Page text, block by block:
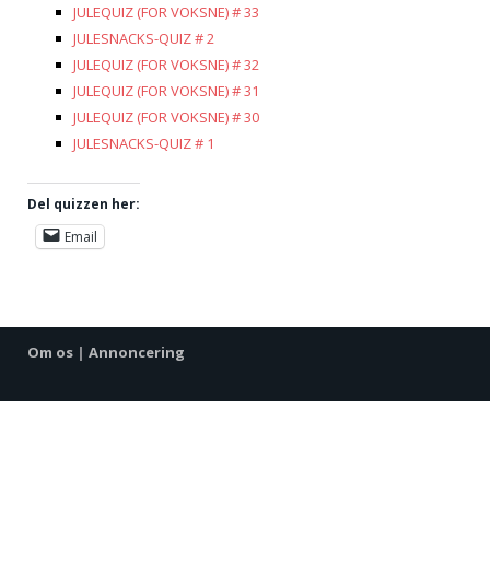
JULEQUIZ (FOR VOKSNE) # 33
JULESNACKS-QUIZ # 2
JULEQUIZ (FOR VOKSNE) # 32
JULEQUIZ (FOR VOKSNE) # 31
JULEQUIZ (FOR VOKSNE) # 30
JULESNACKS-QUIZ # 1
Del quizzen her:
Email
Om os | Annoncering